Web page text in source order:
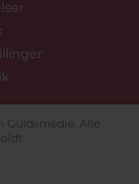
Guldsmedie. Alle